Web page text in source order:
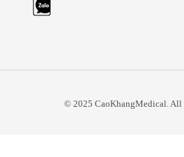
© 2025 CaoKhangMedical. All